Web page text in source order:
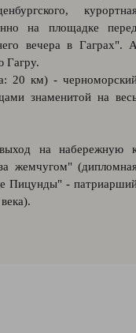
на площадке
вечера в Гаграх".
Гагру.
20 км) -
знаменитой на
на набережную
жемчугом"
Пицунды" -